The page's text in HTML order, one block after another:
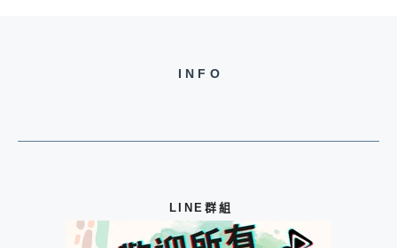
INFO
LINE群組